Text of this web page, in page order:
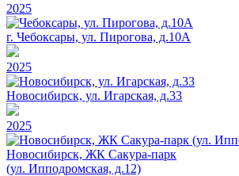
2025
г. Чебоксары, ул. Пирогова, д.10А
2025
Новосибирск, ул. Игарская, д.33
2025
Новосибирск, ЖК Сакура-парк
(ул. Ипподромская, д.12)